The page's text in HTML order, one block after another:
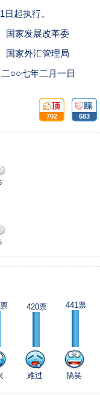
日起执行。
国家发展改革委
国家外汇管理局
二○○七年二月一日
顶:
702
踩:
683
420票
难过
441票
搞笑